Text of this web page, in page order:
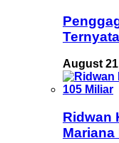
August
Ridwan
Mariana